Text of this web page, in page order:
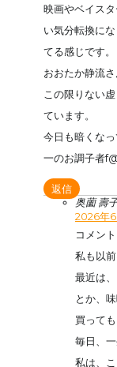
映画やベイス
い気分転換に
てる感じです。
おおたか静流
この限りない
ています。
今日も暗くな
一のお調子者
返信
奥薗 壽
2026年6
コメン
私も以
最近は
とか、
買って
毎日、
私は、